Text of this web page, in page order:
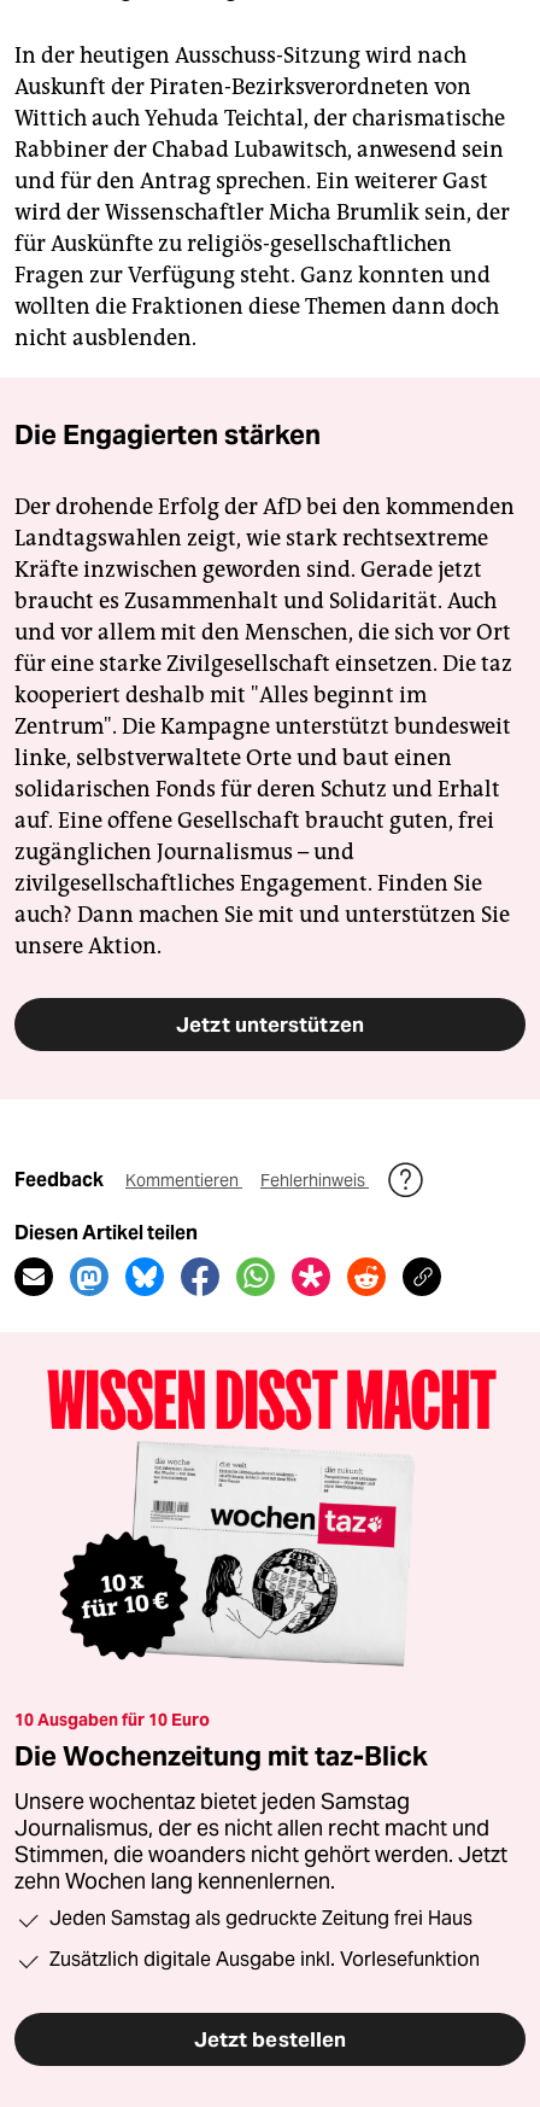
In der heutigen Ausschuss-Sitzung wird nach
Auskunft der Piraten-Bezirksverordneten von
Wittich auch Yehuda Teichtal, der charismatische
Rabbiner der Chabad Lubawitsch, anwesend sein
und für den Antrag sprechen. Ein weiterer Gast
wird der Wissenschaftler Micha Brumlik sein, der
für Auskünfte zu religiös-gesellschaftlichen
Fragen zur Verfügung steht. Ganz konnten und
wollten die Fraktionen diese Themen dann doch
nicht ausblenden.
Die Engagierten stärken
Der drohende Erfolg der AfD bei den kommenden
Landtagswahlen zeigt, wie stark rechtsextreme
Kräfte inzwischen geworden sind. Gerade jetzt
braucht es Zusammenhalt und Solidarität. Auch
und vor allem mit den Menschen, die sich vor Ort
für eine starke Zivilgesellschaft einsetzen. Die taz
kooperiert deshalb mit "Alles beginnt im
Zentrum". Die Kampagne unterstützt bundesweit
linke, selbstverwaltete Orte und baut einen
solidarischen Fonds für deren Schutz und Erhalt
auf. Eine offene Gesellschaft braucht guten, frei
zugänglichen Journalismus – und
zivilgesellschaftliches Engagement. Finden Sie
auch? Dann machen Sie mit und unterstützen Sie
unsere Aktion.
Jetzt unterstützen
Feedback Kommentieren Fehlerhinweis
Diesen Artikel teilen
10 Ausgaben für 10 Euro
Die Wochenzeitung mit taz-Blick
Unsere wochentaz bietet jeden Samstag
Journalismus, der es nicht allen recht macht und
Stimmen, die woanders nicht gehört werden. Jetzt
zehn Wochen lang kennenlernen.
Jeden Samstag als gedruckte Zeitung frei Haus
Zusätzlich digitale Ausgabe inkl. Vorlesefunktion
Jetzt bestellen